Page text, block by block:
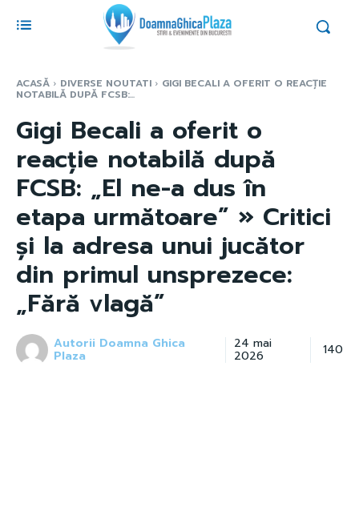
ACASĂ DIVERSE NOUTATI GIGI BECALI A OFERIT O REACȚIE
NOTABILĂ DUPĂ FCSB:...
Gigi Becali a oferit o
reacție notabilă după
FCSB: „El ne-a dus în
etapa următoare” » Critici
și la adresa unui jucător
din primul unsprezece:
„Fără vlagă”
Autorii Doamna Ghica
Plaza
24 mai
2026 140